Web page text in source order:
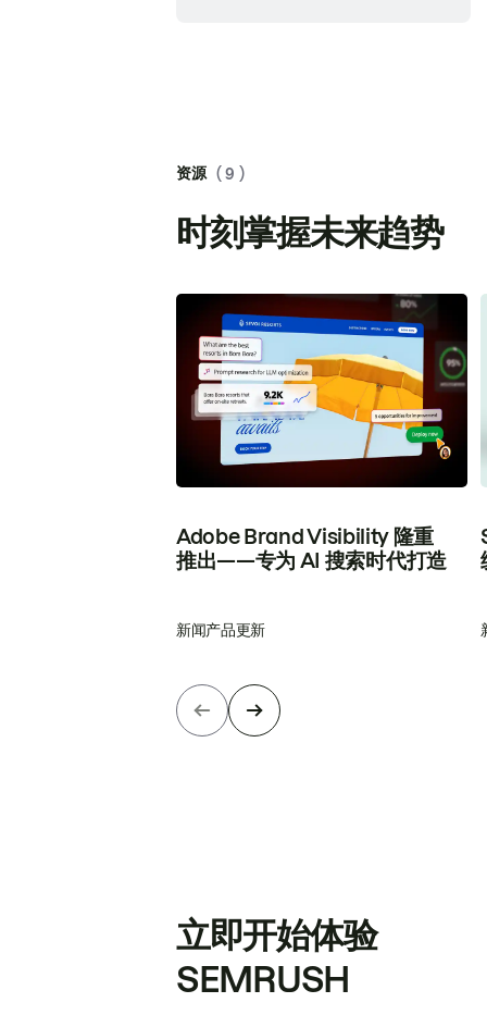
资源 ( 9 )
时刻掌握未来趋势
Adobe Brand Visibility 隆重
推出——专为 AI 搜索时代打造
新闻产品更新
立即开始体验
SEMRUSH